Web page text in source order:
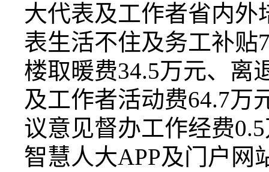
大代表及工作者省内外
表生活不住及务工补贴
楼取暖费34.5万元、离
及工作者活动费64.7万
议意见督办工作经费0.5
智慧人大APP及门户网